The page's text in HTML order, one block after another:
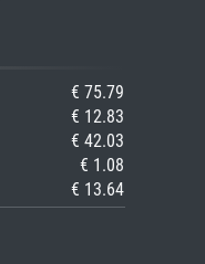
€ 75.79
€ 12.83
€ 42.03
€ 1.08
€ 13.64